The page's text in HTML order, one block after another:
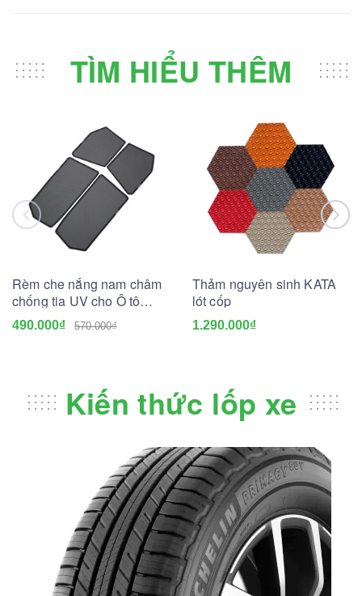
TÌM HIỂU THÊM
Rèm che nắng nam châm
chống tia UV cho Ô tô
(May đo theo xe)
490.000₫ 570.000₫
Thảm nguyên sinh KATA
lót cốp
1.290.000₫
Kiến thức lốp xe